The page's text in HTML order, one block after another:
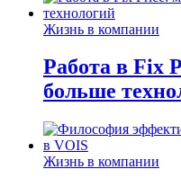
Жизнь в компании
Работа в Fix
больше
Жизнь в компании